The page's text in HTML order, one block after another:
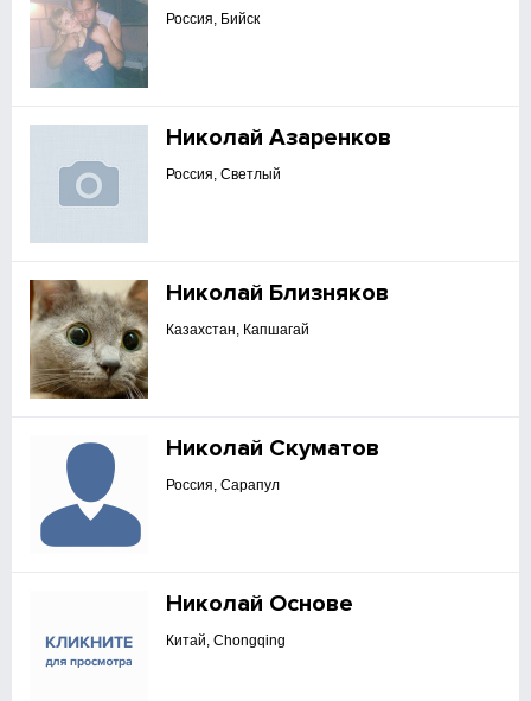
Россия, Бийск
Николай Азаренков
Россия, Светлый
Николай Близняков
Казахстан, Капшагай
Николай Скуматов
Россия, Сарапул
Николай Основе
Китай, Chongqing